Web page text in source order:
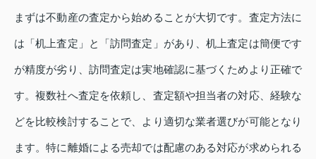
まずは不動産の査定から始めることが大切です。査定方法に
は「机上査定」と「訪問査定」があり、机上査定は簡便です
が精度が劣り、訪問査定は実地確認に基づくためより正確で
す。複数社へ査定を依頼し、査定額や担当者の対応、経験な
どを比較検討することで、より適切な業者選びが可能となり
ます。特に離婚による売却では配慮のある対応が求められる